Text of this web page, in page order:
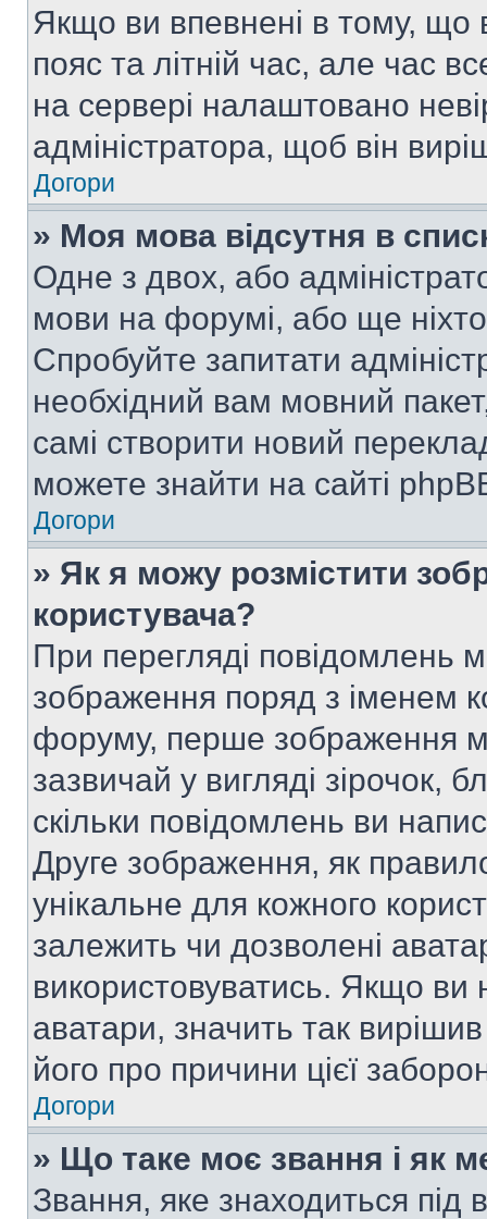
Якщо ви впевнені в тому, що
пояс та літній час, але час
на сервері налаштовано
адміністратора, щоб він
Догори
» Моя мова відсутня в
Одне з двох, або
мови на форумі, або ще
Спробуйте запитати
необхідний вам мовний
самі створити новий
можете знайти на сайті
Догори
» Як я можу розмістити
користувача?
При перегляді повідомлень
зображення поряд з іменем
форуму, перше зображення
зазвичай у вигляді зірочок,
скільки повідомлень ви
Друге зображення, як
унікальне для кожного
залежить чи дозволені
використовуватись. Якщо ви
аватари, значить так
його про причини цієї
Догори
» Що таке моє звання і як
Звання, яке знаходиться